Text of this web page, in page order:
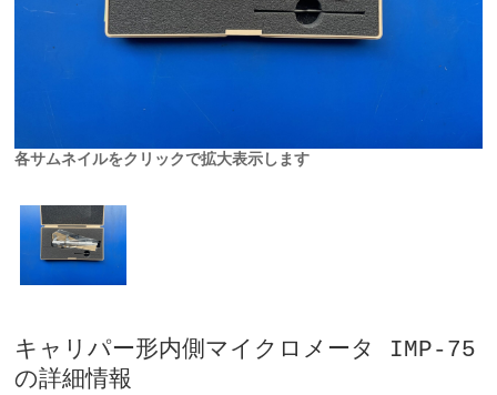
各サムネイルをクリックで拡大表示します
キャリパー形内側マイクロメータ IMP-75
の詳細情報